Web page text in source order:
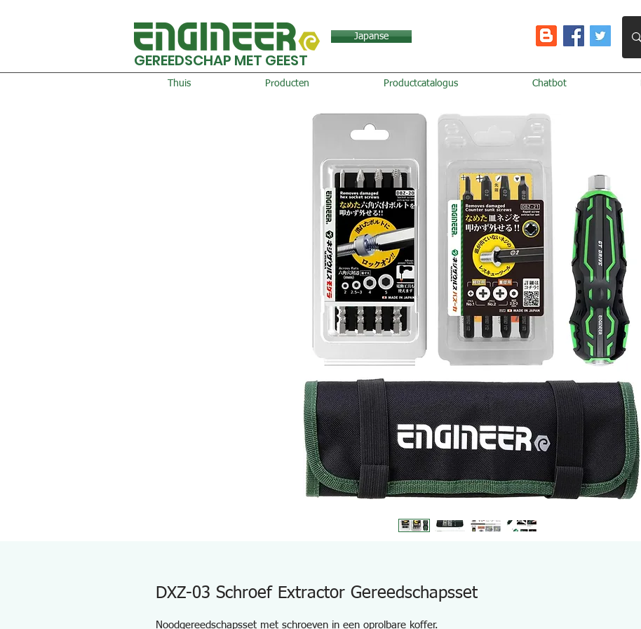
Japanse
GEREEDSCHAP MET GEEST
Thuis Producten Productcatalogus Chatbot
DXZ-03 Schroef Extractor Gereedschapsset
Noodgereedschapsset met schroeven in een oprolbare koffer.